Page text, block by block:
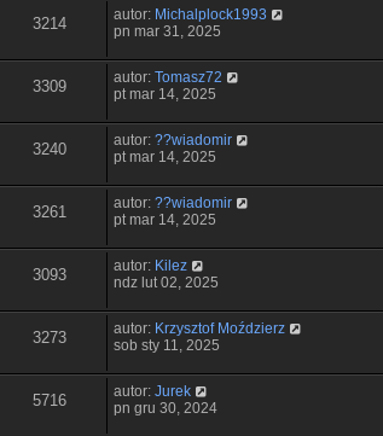
3214 autor: Michalplock1993
pn mar 31, 2025
3309 autor:Tomasz72
pt mar 14, 2025
3240 autor:??wiadomir
pt mar 14, 2025
3261 autor:??wiadomir
pt mar 14, 2025
3093 autor: Kilez
ndz lut 02, 2025
3273 autor: Krzysztof Moździerz
sob sty 11, 2025
5716 autor:Jurek
pn gru 30, 2024